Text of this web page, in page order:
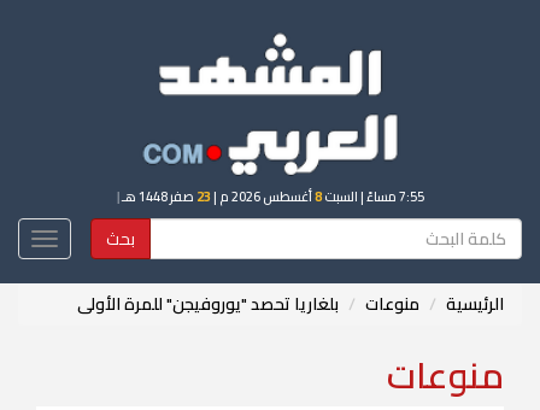
7:55 مساءً | السبت8أغسطس 2026 م | 23 صفر 1448 هـ |
بحث
الرئيسية منوعات بلغاريا تحصد "يوروفيجن" ‌للمرة الأولى
منوعات